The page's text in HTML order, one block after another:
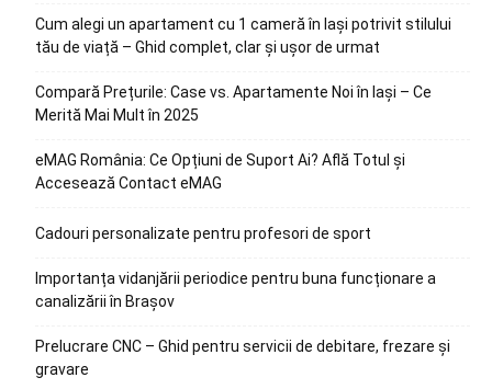
Cum alegi un apartament cu 1 cameră în Iași potrivit stilului
tău de viață – Ghid complet, clar și ușor de urmat
Compară Prețurile: Case vs. Apartamente Noi în Iași – Ce
Merită Mai Mult în 2025
eMAG România: Ce Opțiuni de Suport Ai? Află Totul și
Accesează Contact eMAG
Cadouri personalizate pentru profesori de sport
Importanța vidanjării periodice pentru buna funcționare a
canalizării în Brașov
Prelucrare CNC – Ghid pentru servicii de debitare, frezare și
gravare